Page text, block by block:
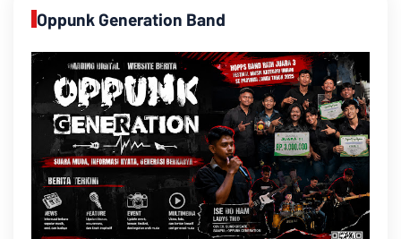
Oppunk Generation Band